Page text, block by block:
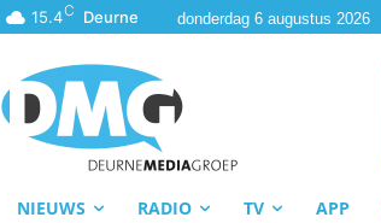
15.4C Deurne donderdag 6 augustus 2026
NIEUWS RADIO TV APP